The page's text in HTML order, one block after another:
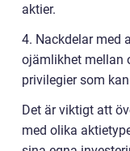
aktier.
4. Nackdelar med
ojämlikhet mellan
privilegier som
Det är viktigt att
med olika